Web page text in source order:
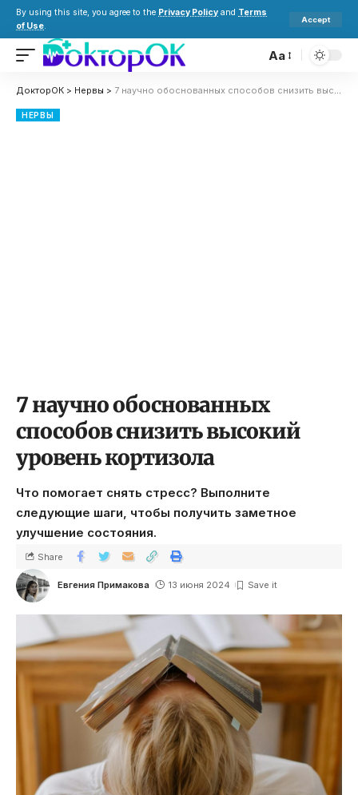
By using this site, you agree to the Privacy Policy and Terms
of Use.
Accept
Aa
ДокторОК > Нервы > 7 научно обоснованных способов снизить высокий уровень кортизола
НЕРВЫ
7 научно обоснованных
способов снизить высокий
уровень кортизола
Что помогает снять стресс? Выполните
следующие шаги, чтобы получить заметное
улучшение состояния.
Евгения Примакова 13 июня 2024
Share